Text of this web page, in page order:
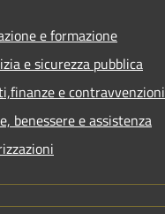
e formazione
e sicurezza pubblica
e contravvenzioni
benessere e assistenza